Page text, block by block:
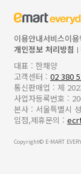
이용안내서비스이
개인정보 처리방침
대표 : 한채양
고객센터 : 02 380
통신판매업 : 제
사업자등록번호 :
본사 : 서울특별시
입점,제휴문의 :
Copyright© E-MART